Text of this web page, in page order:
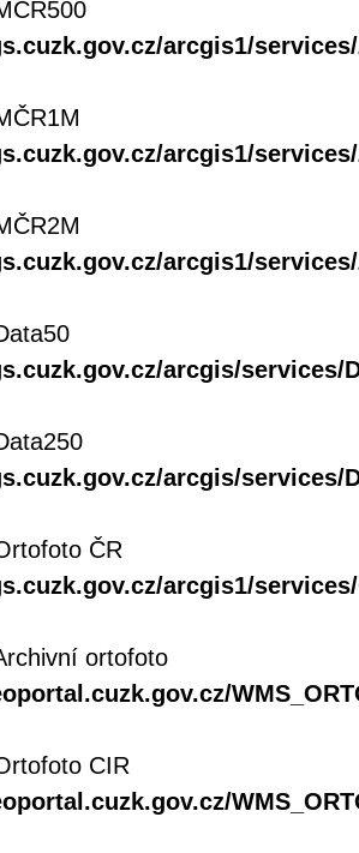
arcgis1/
arcgis1/
arcgis1/
arcgis/services/
arcgis/services/
ČR
arcgis1/
ortofoto
CIR